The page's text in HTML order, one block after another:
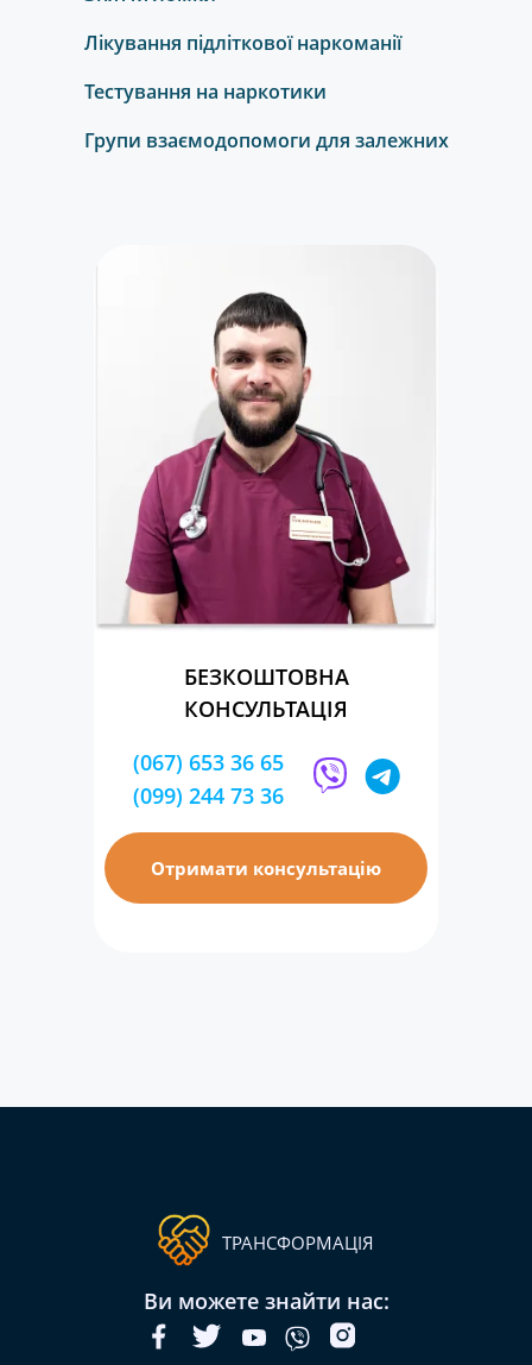
Лікування підліткової наркоманії
Тестування на наркотики
Групи взаємодопомоги для залежних
БЕЗКОШТОВНА
КОНСУЛЬТАЦІЯ
(067) 653 36 65
(099) 244 73 36
Отримати консультацію
ТРАНСФОРМАЦІЯ
Ви можете знайти нас: